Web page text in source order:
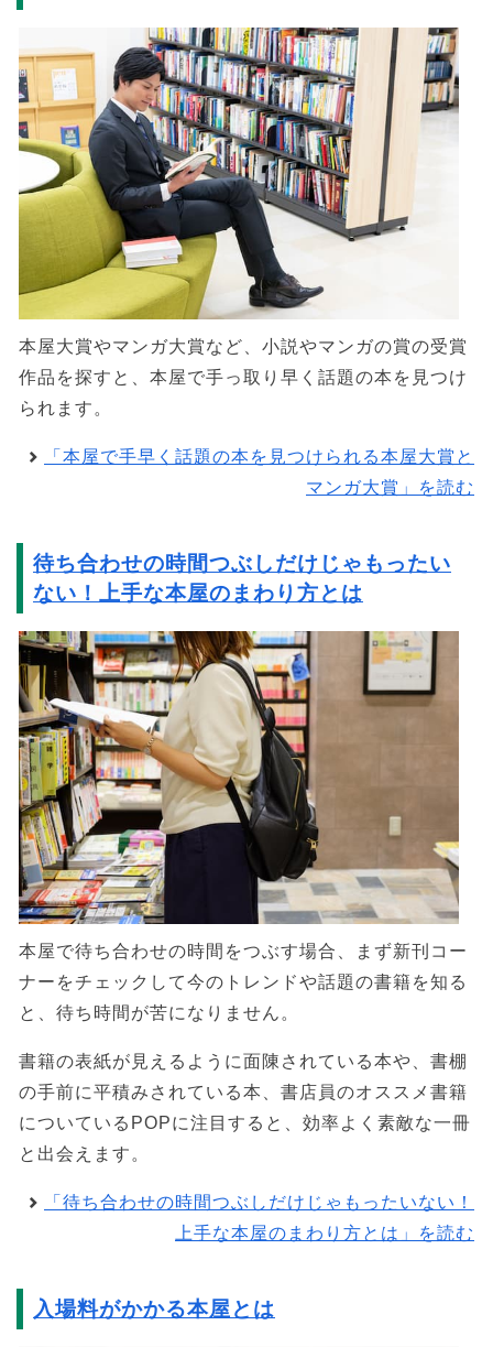
本屋大賞やマンガ大賞など、小説やマンガの賞の受賞
作品を探すと、本屋で手っ取り早く話題の本を見つけ
られます。
「本屋で手早く話題の本を見つけられる本屋大賞と
マンガ大賞」を読む
待ち合わせの時間つぶしだけじゃもったい
ない！上手な本屋のまわり方とは
本屋で待ち合わせの時間をつぶす場合、まず新刊コー
ナーをチェックして今のトレンドや話題の書籍を知る
と、待ち時間が苦になりません。
書籍の表紙が見えるように面陳されている本や、書棚
の手前に平積みされている本、書店員のオススメ書籍
についているPOPに注目すると、効率よく素敵な一冊
と出会えます。
「待ち合わせの時間つぶしだけじゃもったいない！
上手な本屋のまわり方とは」を読む
入場料がかかる本屋とは